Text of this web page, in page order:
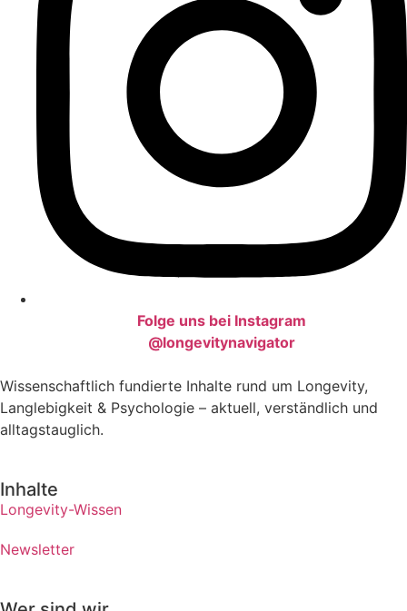
Folge uns bei Instagram
@longevitynavigator
Wissenschaftlich fundierte Inhalte rund um Longevity,
Langlebigkeit & Psychologie – aktuell, verständlich und
alltagstauglich.
Inhalte
Longevity-Wissen
Newsletter